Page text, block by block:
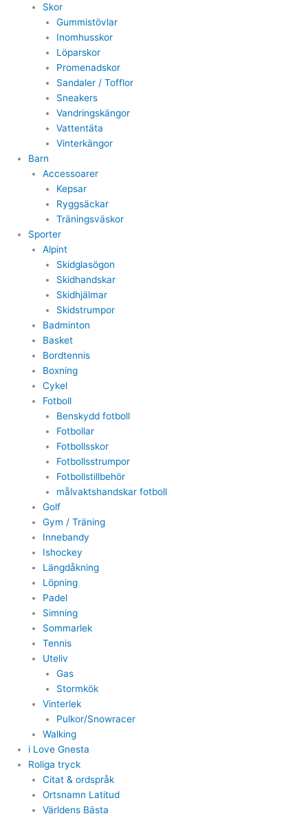
Skor
Gummistövlar
Inomhusskor
Löparskor
Promenadskor
Sandaler / Tofflor
Sneakers
Vandringskängor
Vattentäta
Vinterkängor
Barn
Accessoarer
Kepsar
Ryggsäckar
Träningsväskor
Sporter
Alpint
Skidglasögon
Skidhandskar
Skidhjälmar
Skidstrumpor
Badminton
Basket
Bordtennis
Boxning
Cykel
Fotboll
Benskydd fotboll
Fotbollar
Fotbollsskor
Fotbollsstrumpor
Fotbollstillbehör
målvaktshandskar fotboll
Golf
Gym / Träning
Innebandy
Ishockey
Längdåkning
Löpning
Padel
Simning
Sommarlek
Tennis
Uteliv
Gas
Stormkök
Vinterlek
Pulkor/Snowracer
Walking
i Love Gnesta
Roliga tryck
Citat & ordspråk
Ortsnamn Latitud
Världens Bästa